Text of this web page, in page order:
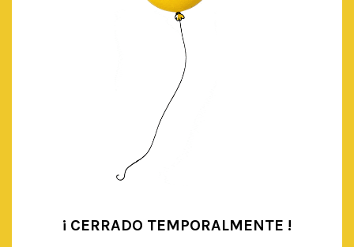
¡ CERRADO TEMPORALMENTE !